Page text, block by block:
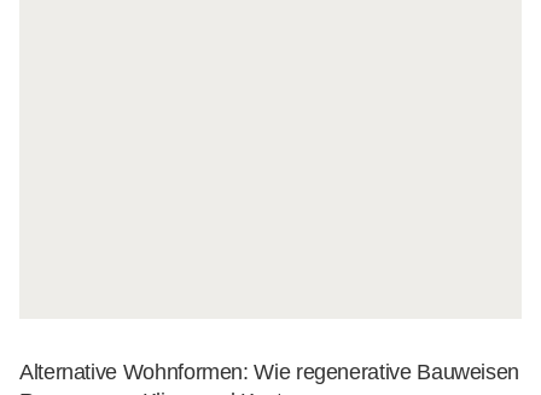
Alternative Wohnformen: Wie regenerative Bauweisen